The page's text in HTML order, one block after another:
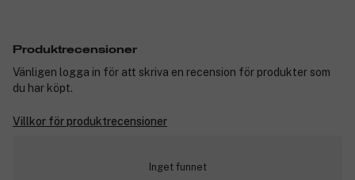
Produktrecensioner
Vänligen logga in för att skriva en recension för produkter som
du har köpt.
Villkor för produktrecensioner
Inget funnet